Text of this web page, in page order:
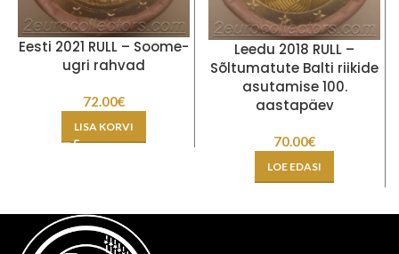
Eesti 2021 RULL – Soome-
ugri rahvad
72.00€
LISA KORVI
Leedu 2018 RULL –
Sõltumatute Balti riikide
asutamise 100.
aastapäev
70.00€
LOE EDASI